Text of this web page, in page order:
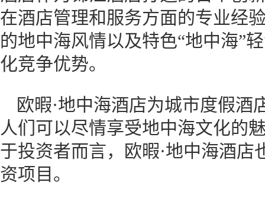
在酒店管理和服务方面的专业经
的地中海风情以及特色“地中海”
化竞争优势。
欧暇·地中海酒店为城市度假
人们可以尽情享受地中海文化的
于投资者而言，欧暇·地中海酒
资项目。